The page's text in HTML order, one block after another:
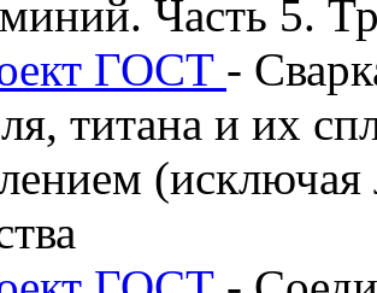
Часть 5.
ГОСТ -
титана и их